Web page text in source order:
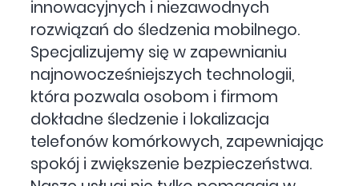
innowacyjnych i niezawodnych
rozwiązań do śledzenia mobilnego.
Specjalizujemy się w zapewnianiu
najnowocześniejszych technologii,
która pozwala osobom i firmom
dokładne śledzenie i lokalizacja
telefonów komórkowych, zapewniając
spokój i zwiększenie bezpieczeństwa.